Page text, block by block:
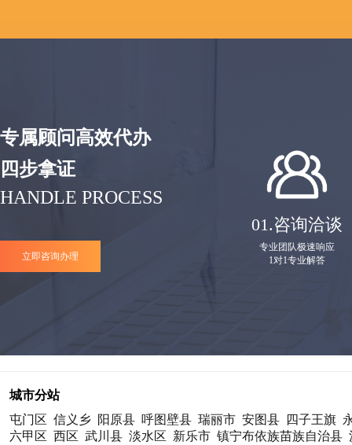
专属顾问高效代办
四步拿证
HANDLE PROCESS
立即咨询办理
01.咨询洽谈
专业团队极速响应
1对1专业解答
城市分站
屯门区 信义乡 阳原县 呼图壁县 瑞丽市 安图县 四子王旗
六甲区 西区 武川县 淡水区 新乐市 镇宁布依族苗族自治县